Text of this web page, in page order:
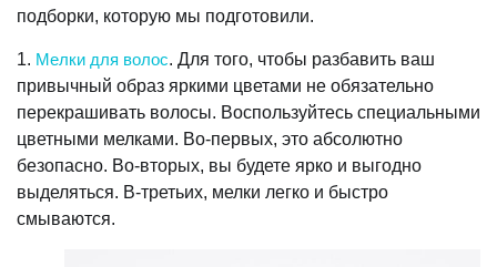
подборки, которую мы подготовили.
1. Мелки для волос. Для того, чтобы разбавить ваш
привычный образ яркими цветами не обязательно
перекрашивать волосы. Воспользуйтесь специальными
цветными мелками. Во-первых, это абсолютно
безопасно. Во-вторых, вы будете ярко и выгодно
выделяться. В-третьих, мелки легко и быстро
смываются.